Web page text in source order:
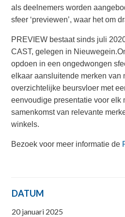
als deelnemers worden
sfeer ‘previewen’, waar het om
PREVIEW bestaat sinds juli
CAST, gelegen in
opdoen in een ongedwongen
elkaar aansluitende merken van
overzichtelijke beursvloer met
eenvoudige presentatie voor elk
samenkomst van relevante
winkels.
Bezoek voor meer informatie de
DATUM
20 januari 2025